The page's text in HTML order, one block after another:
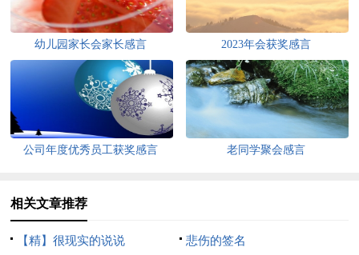
幼儿园家长会家长感言 2023年会获奖感言
公司年度优秀员工获奖感言 老同学聚会感言
相关文章推荐
【精】很现实的说说 悲伤的签名